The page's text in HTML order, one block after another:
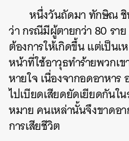
หนึ่งวันถัดมา ทักษิณ ชิ
ว่า กรณีมีผู้ตายกว่า 80 ราย
ต้องการให้เกิดขึ้น แต่เป็นเ
หน้าที่ใช้อาวุธทำร้ายพวกเ
หายใจ เนื่องจากอดอาหา
ไปเบียดเสียดยัดเยียดกันใ
หมาย คนเหล่านั้นจึงขาดอ
การเสียชีวิต